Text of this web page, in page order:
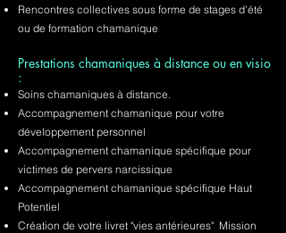
Rencontres collectives sous forme de stages d'été
ou de formation chamanique
Prestations chamaniques à distance ou en visio
:
Soins chamaniques à distance.
Accompagnement chamanique pour votre
développement personnel
Accompagnement chamanique spécifique pour
victimes de pervers narcissique
Accompagnement chamanique spécifique Haut
Potentiel
Création de votre livret "vies antérieures" Mission